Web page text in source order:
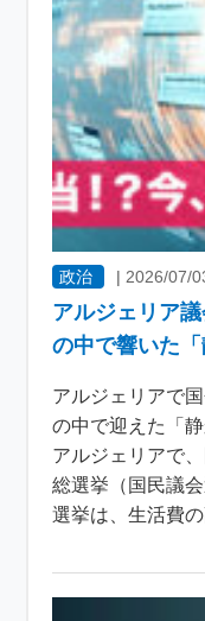
政治 |2026/07/
アルジェリア
の中で響いた「
アルジェリアで
の中で迎えた「
アルジェリアで
総選挙（国民議
選挙は、生活費